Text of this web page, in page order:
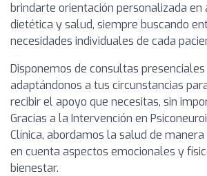
brindarte orientación personalizada en
dietética y salud, siempre buscando
necesidades individuales de cada
Disponemos de consultas
adaptándonos a tus circunstancias
recibir el apoyo que necesitas, sin
Gracias a la Intervención en
Clínica, abordamos la salud de
en cuenta aspectos emocionales y
bienestar.